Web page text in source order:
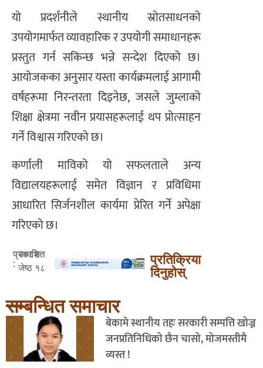
यो प्रदर्शनीले स्थानीय स्रोतसाधनको
उपयोगमार्फत व्यावहारिक र उपयोगी समाधानहरू
प्रस्तुत गर्न सकिन्छ भन्ने सन्देश दिएको छ।
आयोजकका अनुसार यस्ता कार्यक्रमलाई आगामी
वर्षहरूमा निरन्तरता दिइनेछ, जसले जुम्लाको
शिक्षा क्षेत्रमा नवीन प्रयासहरूलाई थप प्रोत्साहन
गर्ने विश्वास गरिएको छ।
कर्णाली माविको यो सफलताले अन्य
विद्यालयहरूलाई समेत विज्ञान र प्रविधिमा
आधारित सिर्जनशील कार्यमा प्रेरित गर्ने अपेक्षा
गरिएको छ।
प्रकाशित
:
२०८२
जेष्ठ १८
प्रतिक्रिया
दिनुहोस्
सम्बन्धित समाचार
बेकामे स्थानीय तहः सरकारी सम्पत्ति खोज्न
जनप्रतिनिधिको छैन चासो, मोजमस्तीमै
व्यस्त !